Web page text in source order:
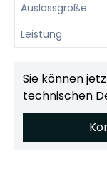
Auslassgröße
Leistung
Sie können
technischen